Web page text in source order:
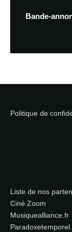
Bande-
Politique de
Liste de nos
Ciné Zoom
Musiquealliance.fr